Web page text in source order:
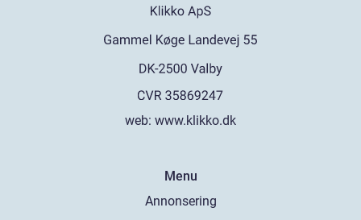
web: www.klikko.dk
Menu
Annonsering